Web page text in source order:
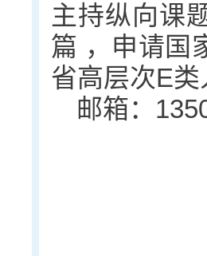
主持纵向课
篇 ，申请国
省高层次E类
邮箱：